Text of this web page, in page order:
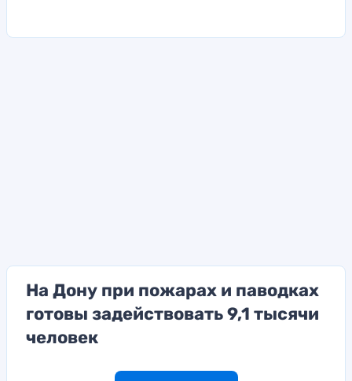
На Дону при пожарах и паводках
готовы задействовать 9,1 тысячи
человек